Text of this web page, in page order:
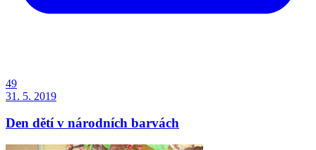
49
31. 5. 2019
Den dětí v národních barvách